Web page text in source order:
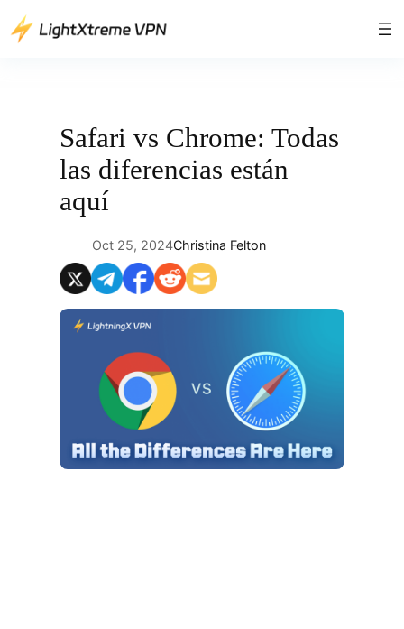
Saltar
Safari vs Chrome: Todas
las diferencias están
aquí
Oct 25, 2024Christina Felton